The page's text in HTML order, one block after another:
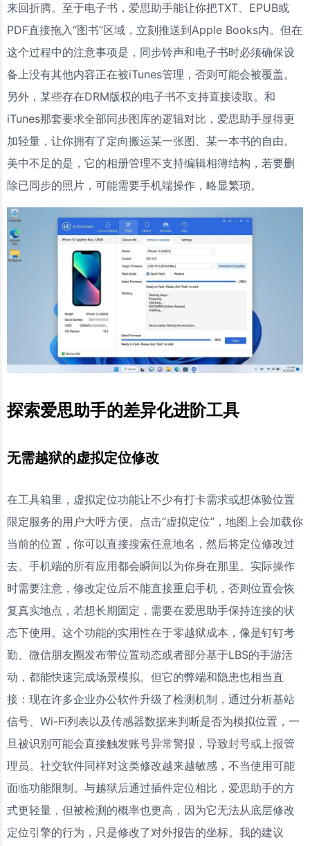
来回折腾。至于电子书，爱思助手能让你把TXT、EPUB或
PDF直接拖入“图书”区域，立刻推送到Apple Books内。但在
这个过程中的注意事项是，同步铃声和电子书时必须确保设
备上没有其他内容正在被iTunes管理，否则可能会被覆盖。
另外，某些存在DRM版权的电子书不支持直接读取。和
iTunes那套要求全部同步图库的逻辑对比，爱思助手显得更
加轻量，让你拥有了定向搬运某一张图、某一本书的自由。
美中不足的是，它的相册管理不支持编辑相簿结构，若要删
除已同步的照片，可能需要手机端操作，略显繁琐。
探索爱思助手的差异化进阶工具
无需越狱的虚拟定位修改
在工具箱里，虚拟定位功能让不少有打卡需求或想体验位置
限定服务的用户大呼方便。点击“虚拟定位”，地图上会加载你
当前的位置，你可以直接搜索任意地名，然后将定位修改过
去。手机端的所有应用都会瞬间以为你身在那里。实际操作
时需要注意，修改定位后不能直接重启手机，否则位置会恢
复真实地点，若想长期固定，需要在爱思助手保持连接的状
态下使用。这个功能的实用性在于零越狱成本，像是钉钉考
勤、微信朋友圈发布带位置动态或者部分基于LBS的手游活
动，都能快速完成场景模拟。但它的弊端和隐患也相当直
接：现在许多企业办公软件升级了检测机制，通过分析基站
信号、Wi-Fi列表以及传感器数据来判断是否为模拟位置，一
旦被识别可能会直接触发账号异常警报，导致封号或上报管
理员。社交软件同样对这类修改越来越敏感，不当使用可能
面临功能限制。与越狱后通过插件定位相比，爱思助手的方
式更轻量，但被检测的概率也更高，因为它无法从底层修改
定位引擎的行为，只是修改了对外报告的坐标。我的建议